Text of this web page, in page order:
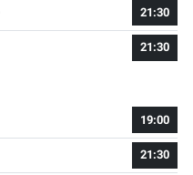
21:30
21:30
19:00
21:30